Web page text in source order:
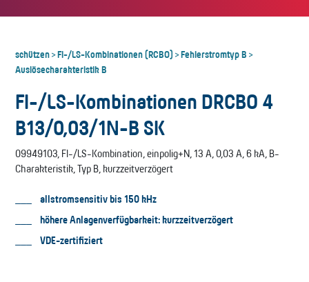
schützen>FI-/LS-Kombinationen (RCBO) >Fehlerstromtyp B >
Auslösecharakteristik B
FI-/LS-Kombinationen DRCBO 4
B13/0,03/1N-B SK
09949103, FI-/LS-Kombination, einpolig+N, 13 A, 0,03 A, 6 kA, B-
Charakteristik, Typ B, kurzzeitverzögert
allstromsensitiv bis 150 kHz
höhere Anlagenverfügbarkeit: kurzzeitverzögert
VDE-zertifiziert